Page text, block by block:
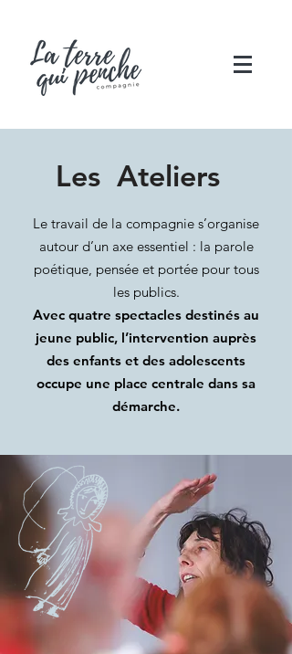
Les Ateliers
Le travail de la compagnie s’organise
autour d’un axe essentiel : la parole
poétique, pensée et portée pour tous
les publics.
Avec quatre spectacles destinés au
jeune public, l’intervention auprès
des enfants et des adolescents
occupe une place centrale dans sa
démarche.